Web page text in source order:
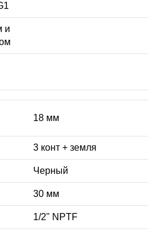
и
18 мм
3 конт + земля
Черный
30 мм
1/2" NPTF